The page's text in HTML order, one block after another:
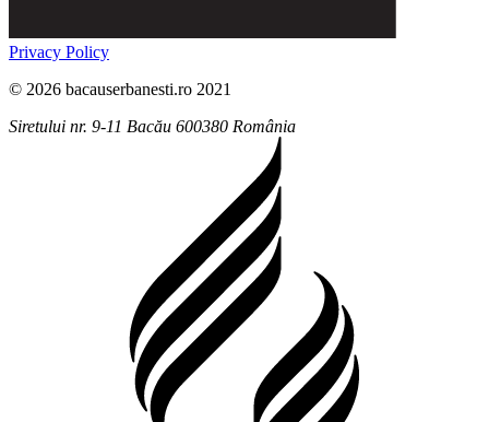
Privacy Policy
© 2026 bacauserbanesti.ro 2021
Siretului nr. 9-11 Bacău 600380 România